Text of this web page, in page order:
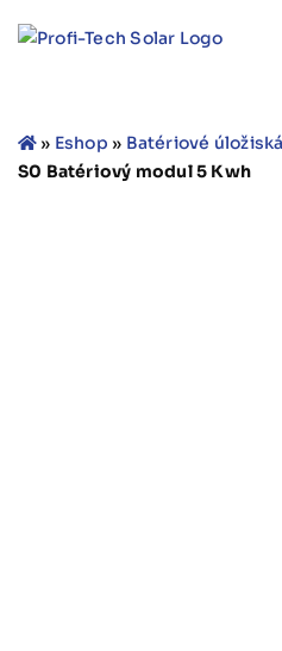
» Eshop » Batériové úložiská
S0 Batériový modul 5 Kwh